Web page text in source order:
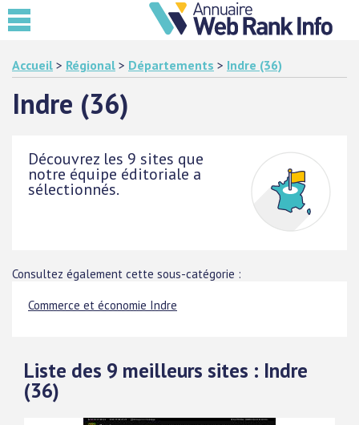
Accueil > Régional > Départements > Indre (36)
Indre (36)
Découvrez les 9 sites que
notre équipe éditoriale a
sélectionnés.
Consultez également cette sous-catégorie :
Commerce et économie Indre
Liste des 9 meilleurs sites : Indre
(36)